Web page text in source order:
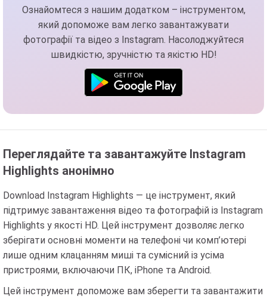
Ознайомтеся з нашим додатком – інструментом,
який допоможе вам легко завантажувати
фотографії та відео з Instagram. Насолоджуйтеся
швидкістю, зручністю та якістю HD!
Переглядайте та завантажуйте Instagram
Highlights анонімно
Download Instagram Highlights — це інструмент, який
підтримує завантаження відео та фотографій із Instagram
Highlights у якості HD. Цей інструмент дозволяє легко
зберігати основні моменти на телефоні чи комп’ютері
лише одним клацанням миші та сумісний із усіма
пристроями, включаючи ПК, iPhone та Android.
Цей інструмент допоможе вам зберегти та завантажити